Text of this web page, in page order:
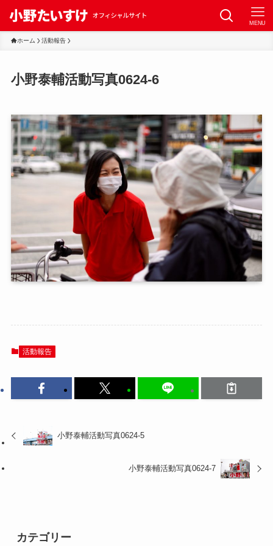
MENU
ホーム 活動報告
小野泰輔活動写真0624-6
活動報告
小野泰輔活動写真0624-5
小野泰輔活動写真0624-7
カテゴリー